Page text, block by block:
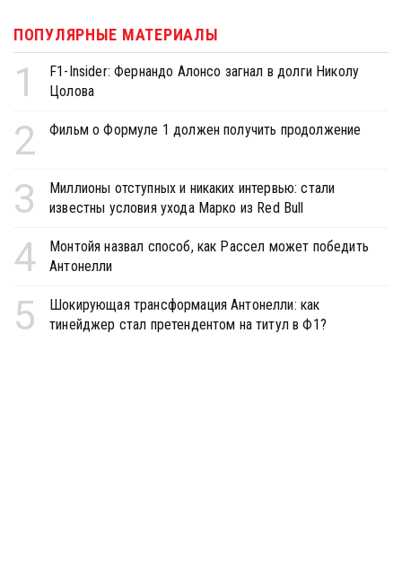
ПОПУЛЯРНЫЕ МАТЕРИАЛЫ
1
F1-Insider: Фернандо Алонсо загнал в долги Николу
Цолова
2 Фильм о Формуле 1 должен получить продолжение
3
Миллионы отступных и никаких интервью: стали
известны условия ухода Марко из Red Bull
4
Монтойя назвал способ, как Рассел может победить
Антонелли
5
Шокирующая трансформация Антонелли: как
тинейджер стал претендентом на титул в Ф1?